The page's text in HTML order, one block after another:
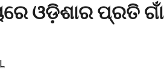
ଓଡ଼ିଶାର ପ୍ରତି